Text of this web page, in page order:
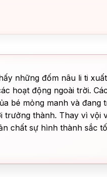
những đốm nâu li ti
hoạt động ngoài trời.
bé mỏng manh và
trưởng thành. Thay vì vội
chất sự hình thành sắc